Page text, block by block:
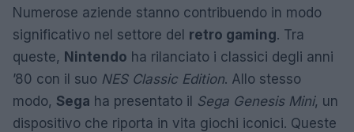
Numerose aziende stanno contribuendo in modo
significativo nel settore del retro gaming. Tra
queste, Nintendo ha rilanciato i classici degli anni
’80 con il suo NES Classic Edition. Allo stesso
modo, Sega ha presentato il Sega Genesis Mini, un
dispositivo che riporta in vita giochi iconici. Queste